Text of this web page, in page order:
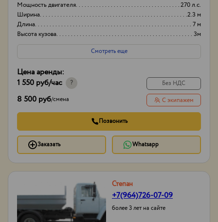
Мощность двигателя
270 л.с.
Ширина
2.3 м
Длина
7 м
Высота кузова
3м
Смотреть еще
Цена аренды:
1 550 руб/час ?
8 500 руб/смена
Без НДС
С экипажем
Позвонить
Заказать Whatsapp
Степан
+7(964)726-07-09
более 3 лет на сайте